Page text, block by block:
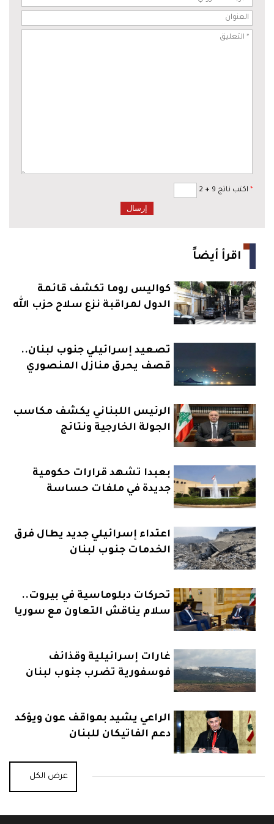
* اكتب ناتج 9 +
اقرأ أيضاً
كواليس روما تكشف قائمة
الدول لمراقبة نزع سلاح حزب الله
تصعيد إسرائيلي جنوب لبنان..
قصف يحرق منازل المنصوري
الرئيس اللبناني يكشف مكاسب
الجولة الخارجية ونتائج
بعبدا تشهد قرارات حكومية
جديدة في ملفات حساسة
اعتداء إسرائيلي جديد يطال فرق
الخدمات جنوب لبنان
تحركات دبلوماسية في بيروت..
سلام يناقش التعاون مع سوريا
غارات إسرائيلية وقذائف
فوسفورية تضرب جنوب لبنان
الراعي يشيد بمواقف عون ويؤكد
دعم الفاتيكان للبنان
عرض الكل